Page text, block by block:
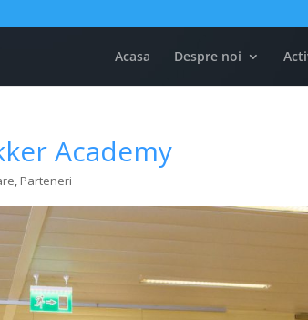
Acasa Despre noi
Academy
, Parteneri